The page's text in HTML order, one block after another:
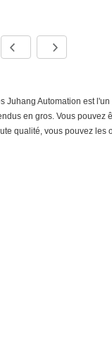
Automation est
en gros. Vous pouvez
qualité, vous pouvez les